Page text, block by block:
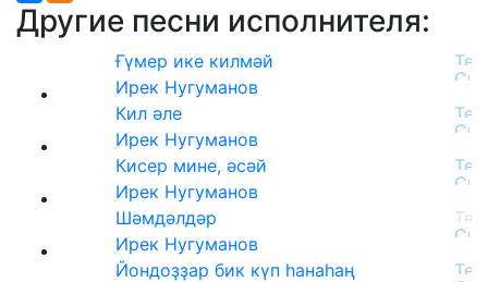
Другие песни исполнителя:
Ғүмер ике килмәй
Ирек Нугуманов
Кил әле
Ирек Нугуманов
Кисер мине, әсәй
Ирек Нугуманов
Шәмдәлдәр
Ирек Нугуманов
Йондоҙҙар бик күп һанаһаң